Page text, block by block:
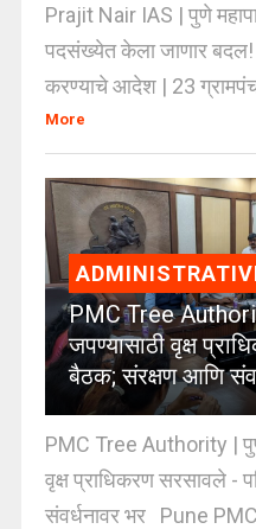
Prajit Nair IAS | पुणे
पदसंख्येत केला जाणार बदल!
करण्याचे आदेश | 23
More
PMC Tree
जपण्यासाठी वृक्ष
बैठक; संरक्षण आणि
PMC Tree Authority |
वृक्ष प्राधिकरण सरसावले -
संवर्धनावर भर Pune